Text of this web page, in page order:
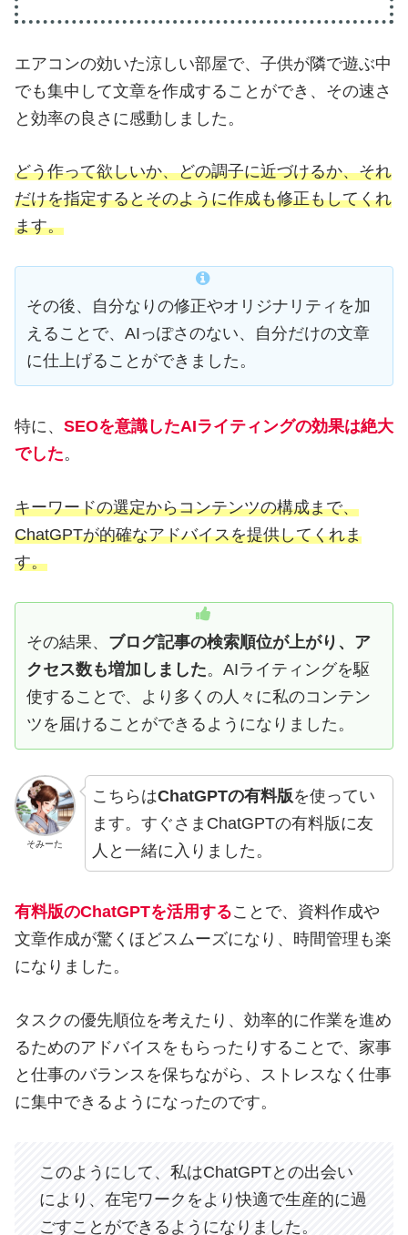
エアコンの効いた涼しい部屋で、子供が隣で遊ぶ中
でも集中して文章を作成することができ、その速さ
と効率の良さに感動しました。
どう作って欲しいか、どの調子に近づけるか、それ
だけを指定するとそのように作成も修正もしてくれ
ます。
その後、自分なりの修正やオリジナリティを加
えることで、AIっぽさのない、自分だけの文章
に仕上げることができました。
特に、 SEOを意識したAIライティングの効果は絶大
でした。
キーワードの選定からコンテンツの構成まで、
ChatGPTが的確なアドバイスを提供してくれま
す。
その結果、 ブログ記事の検索順位が上がり、ア
クセス数も増加しました。AIライティングを駆
使することで、より多くの人々に私のコンテン
ツを届けることができるようになりました。
そみーた
こちらはChatGPTの有料版を使ってい
ます。すぐさまChatGPTの有料版に友
人と一緒に入りました。
有料版のChatGPTを活用することで、資料作成や
文章作成が驚くほどスムーズになり、時間管理も楽
になりました。
タスクの優先順位を考えたり、効率的に作業を進め
るためのアドバイスをもらったりすることで、家事
と仕事のバランスを保ちながら、ストレスなく仕事
に集中できるようになったのです。
このようにして、私はChatGPTとの出会い
により、在宅ワークをより快適で生産的に過
ごすことができるようになりました。